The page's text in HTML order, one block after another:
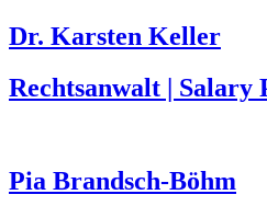
Dr. Karsten Keller
Rechtsanwalt | Salary
Pia Brandsch-Böhm